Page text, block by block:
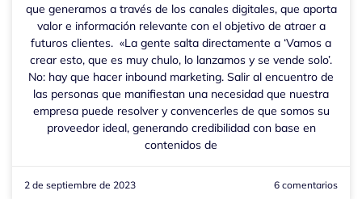
que generamos a través de los canales digitales, que aporta
valor e información relevante con el objetivo de atraer a
futuros clientes. «La gente salta directamente a ‘Vamos a
crear esto, que es muy chulo, lo lanzamos y se vende solo’.
No: hay que hacer inbound marketing. Salir al encuentro de
las personas que manifiestan una necesidad que nuestra
empresa puede resolver y convencerles de que somos su
proveedor ideal, generando credibilidad con base en
contenidos de
2 de septiembre de 2023 6 comentarios